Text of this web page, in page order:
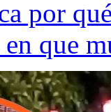
por
en que